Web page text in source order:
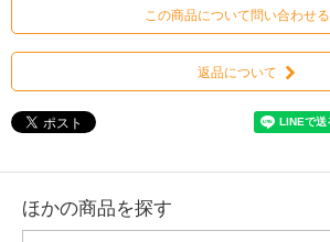
この商品について問い合わせる
返品について
ほかの商品を探す